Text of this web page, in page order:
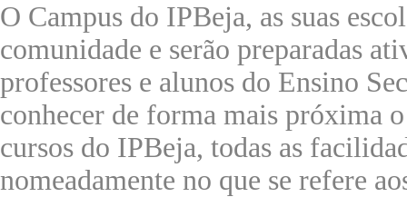
O Campus do IPBeja, as suas
comunidade e serão preparadas
professores e alunos do Ensino
conhecer de forma mais próxima
cursos do IPBeja, todas as
nomeadamente no que se refere